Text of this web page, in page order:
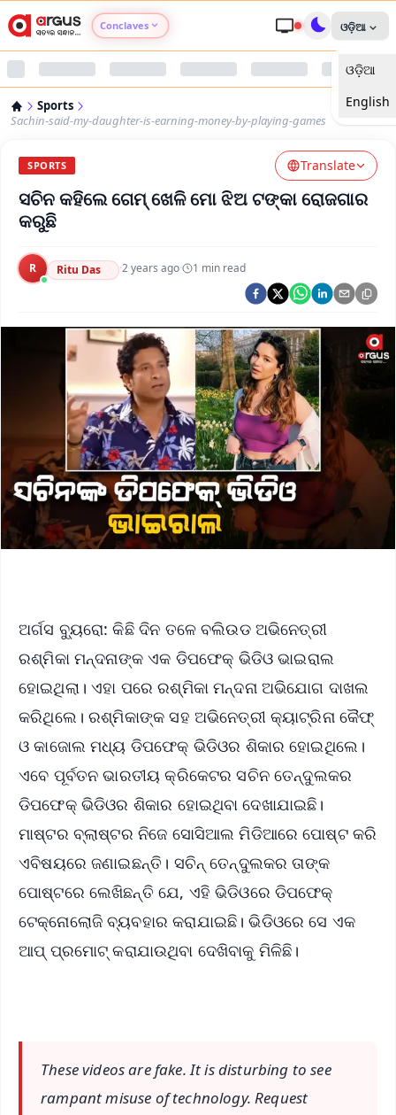
Conclaves
Argus Nari Shakti
Argus Health Connect
Argus Chalo Dekhein Apna Desh
ଓଡ଼ିଆ
ଓଡ଼ିଆ
English
Sports
Sachin-said-my-daughter-is-earning-money-by-playing-games
SPORTS Translate
ସଚିନ କହିଲେ ଗେମ୍ ଖେଳି ମୋ ଝିଅ ଟଙ୍କା ରୋଜଗାର
କରୁଛି
R Ritu Das ·2 years ago· 1 min read
ଅର୍ଗସ ବ୍ୟୁରୋ: କିଛି ଦିନ ତଳେ ବଲିଉଡ ଅଭିନେତ୍ରୀ
ରଶ୍ମିକା ମନ୍ଦନାଙ୍କ ଏକ ଡିପଫେକ୍ ଭିଡିଓ ଭାଇରାଲ
ହୋଇଥିଲା। ଏହା ପରେ ରଶ୍ମିକା ମନ୍ଦନା ଅଭିଯୋଗ ଦାଖଲ
କରିଥିଲେ। ରଶ୍ମିକାଙ୍କ ସହ ଅଭିନେତ୍ରୀ କ୍ୟାଟ୍ରିନା କୈଫ୍
ଓ କାଜୋଲ ମଧ୍ୟ ଡିପଫେକ୍ ଭିଡିଓର ଶିକାର ହୋଇଥିଲେ।
ଏବେ ପୂର୍ବତନ ଭାରତୀୟ କ୍ରିକେଟର ସଚିନ ତେନ୍ଦୁଲକର
ଡିପଫେକ୍ ଭିଡିଓର ଶିକାର ହୋଇଥିବା ଦେଖାଯାଇଛି।
ମାଷ୍ଟର ବ୍ଲାଷ୍ଟର ନିଜେ ସୋସିଆଲ ମିଡିଆରେ ପୋଷ୍ଟ କରି
ଏବିଷୟରେ ଜଣାଇଛନ୍ତି। ସଚିନ୍ ତେନ୍ଦୁଲକର ତାଙ୍କ
ପୋଷ୍ଟରେ ଲେଖିଛନ୍ତି ଯେ, ଏହି ଭିଡିଓରେ ଡିପଫେକ୍
ଟେକ୍ନୋଲୋଜି ବ୍ୟବହାର କରାଯାଇଛି। ଭିଡିଓରେ ସେ ଏକ
ଆପ୍ ପ୍ରମୋଟ୍ କରାଯାଉଥିବା ଦେଖିବାକୁ ମିଳିଛି।
These videos are fake. It is disturbing to see
rampant misuse of technology. Request